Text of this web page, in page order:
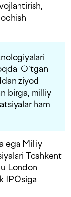
O‘tgan
ziyod
birga, milliy
ham
ega Milliy
Toshkent
London
IPOsiga